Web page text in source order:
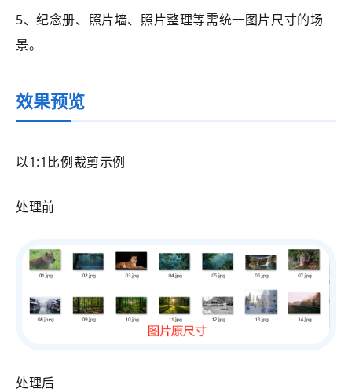
5、纪念册、照片墙、照片整理等需统一图片尺寸的场
景。
效果预览
以1:1比例裁剪示例
处理前
处理后